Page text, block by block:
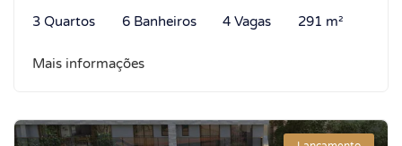
3 Quartos 6 Banheiros 4 Vagas 291 m²
Mais informações